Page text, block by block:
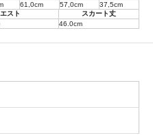
61,0cm 57,0cm
37,5cm
スト
スカート丈
46.0cm